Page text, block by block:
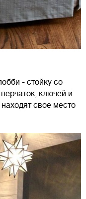
- стойку со
ключей и
свое место